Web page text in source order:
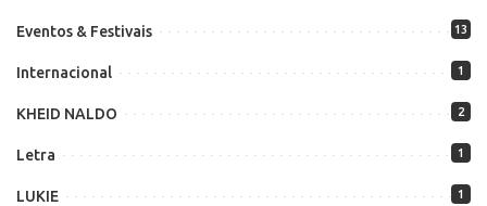
Eventos & Festivais 13
Internacional 1
KHEID NALDO 2
Letra 1
LUKIE 1